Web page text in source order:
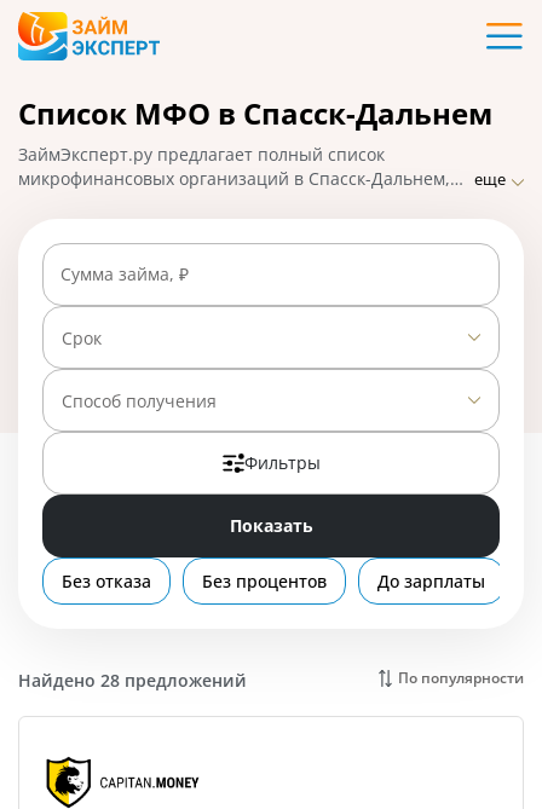
Карты
Кредиты
Ипотека
Займы
Вклады
Бизнес
Список МФО в Спасск-Дальнем
ЗаймЭксперт.ру предлагает полный список
микрофинансовых организаций в Спасск-Дальнем,
требованиями и проверками, быстрым оформлением
и высоким процентом одобрения заявок. На
01.05.2025 вам доступно 28 предложений со ставкой
от 0% в день.
еще
Сумма займа, ₽
Срок
Способ получения
Фильтры
Показать
Без отказа Без процентов До зарплаты
Найдено 28 предложений По популярности